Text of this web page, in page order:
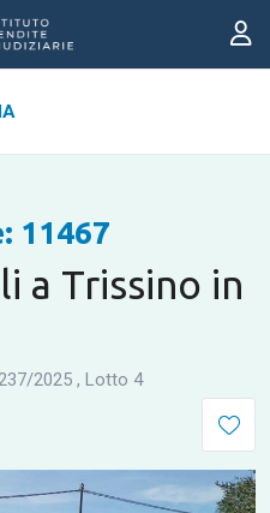
11467
a Trissino in
/2025 , Lotto 4